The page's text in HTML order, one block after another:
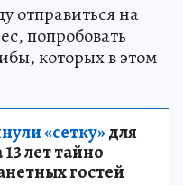
отправиться на
попробовать
которых в этом
«сетку»для
лет тайно
гостей